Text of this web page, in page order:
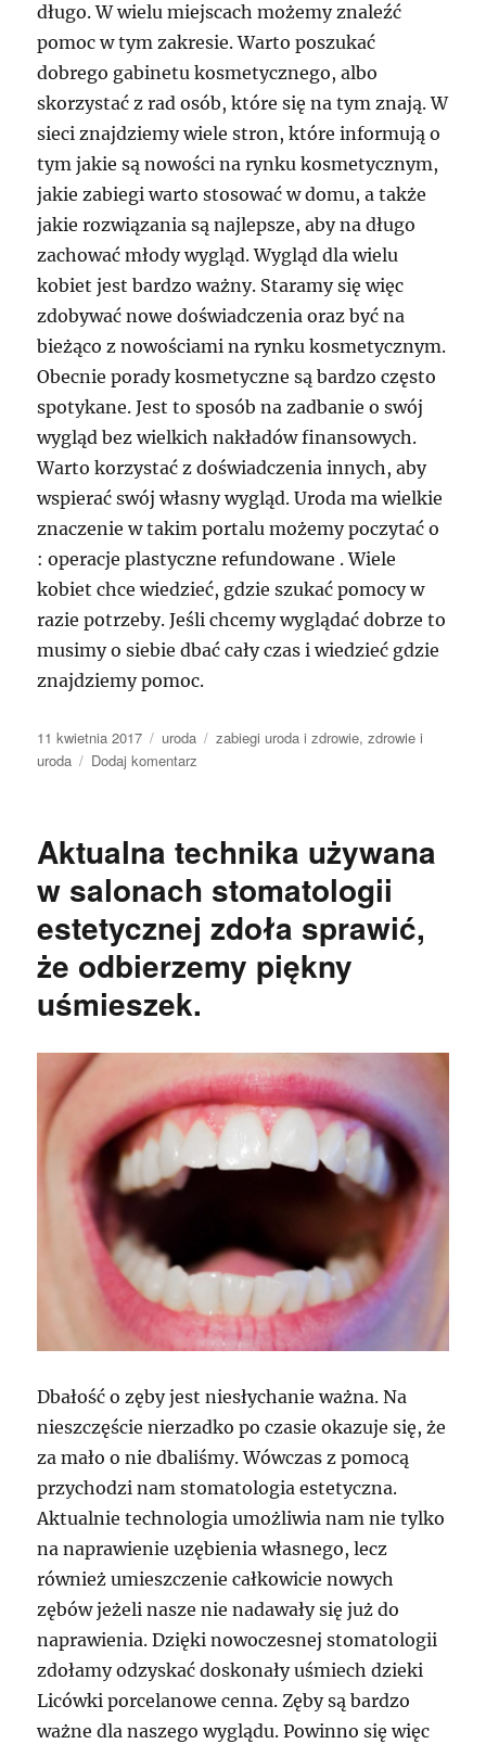
długo. W wielu miejscach możemy znaleźć
pomoc w tym zakresie. Warto poszukać
dobrego gabinetu kosmetycznego, albo
skorzystać z rad osób, które się na tym znają. W
sieci znajdziemy wiele stron, które informują o
tym jakie są nowości na rynku kosmetycznym,
jakie zabiegi warto stosować w domu, a także
jakie rozwiązania są najlepsze, aby na długo
zachować młody wygląd. Wygląd dla wielu
kobiet jest bardzo ważny. Staramy się więc
zdobywać nowe doświadczenia oraz być na
bieżąco z nowościami na rynku kosmetycznym.
Obecnie porady kosmetyczne są bardzo często
spotykane. Jest to sposób na zadbanie o swój
wygląd bez wielkich nakładów finansowych.
Warto korzystać z doświadczenia innych, aby
wspierać swój własny wygląd. Uroda ma wielkie
znaczenie w takim portalu możemy poczytać o
: operacje plastyczne refundowane . Wiele
kobiet chce wiedzieć, gdzie szukać pomocy w
razie potrzeby. Jeśli chcemy wyglądać dobrze to
musimy o siebie dbać cały czas i wiedzieć gdzie
znajdziemy pomoc.
Data
publikacji
11 kwietnia 2017 Kategorie
uroda Tagi
zabiegi uroda i zdrowie,zdrowie i
uroda
Dodaj komentarz
–
Aktualna technika używana
w salonach stomatologii
estetycznej zdoła sprawić,
że odbierzemy piękny
uśmieszek.
Dbałość o zęby jest niesłychanie ważna. Na
nieszczęście nierzadko po czasie okazuje się, że
za mało o nie dbaliśmy. Wówczas z pomocą
przychodzi nam stomatologia estetyczna.
Aktualnie technologia umożliwia nam nie tylko
na naprawienie uzębienia własnego, lecz
również umieszczenie całkowicie nowych
zębów jeżeli nasze nie nadawały się już do
naprawienia. Dzięki nowoczesnej stomatologii
zdołamy odzyskać doskonały uśmiech dzieki
Licówki porcelanowe cenna. Zęby są bardzo
ważne dla naszego wyglądu. Powinno się więc